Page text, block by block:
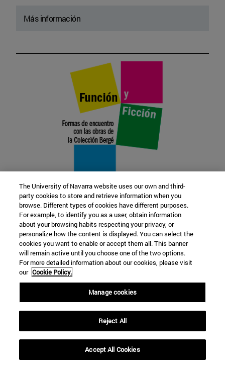
Más información
22 SEP
FUNCIÓN Y FICCIÓN. Varios artistas
Más información
The University of Navarra website uses our own and third-
party cookies to store and retrieve information when you
browse. Different types of cookies have different purposes.
For example, to identify you as a user, obtain information
about your browsing habits respecting your privacy, or
personalize how the content is displayed. You can select the
cookies you want to enable or accept them all. This banner
will remain active until you choose one of the two options.
For more detailed information about our cookies, please visit
our Cookie Policy.
Manage cookies
Reject All
Accept All Cookies